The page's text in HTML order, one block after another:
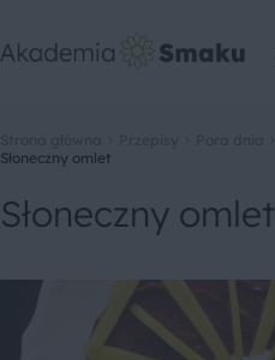
Słoneczny omlet
Słoneczny omlet